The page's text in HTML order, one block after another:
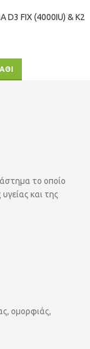
D3 FIX (4000IU) & K2
το οποίο
και της
ομορφιάς,